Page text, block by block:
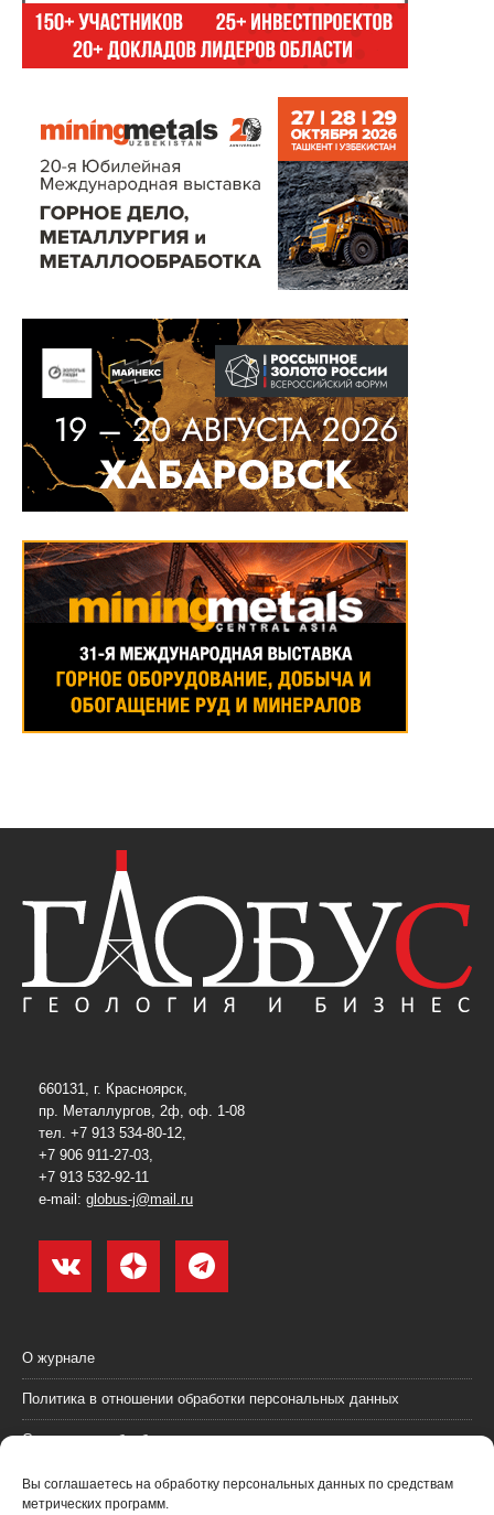
Вы соглашаетесь на обработку персональных данных по средствам
метрических программ.
660131, г. Красноярск,
пр. Металлургов, 2ф, оф. 1-08
тел. +7 913 534-80-12,
+7 906 911-27-03,
+7 913 532-92-11
e-mail: globus-j@mail.ru
О журнале
Политика в отношении обработки персональных данных
Согласие на обработку персональных данных
Пользовательское соглашение (оферта)